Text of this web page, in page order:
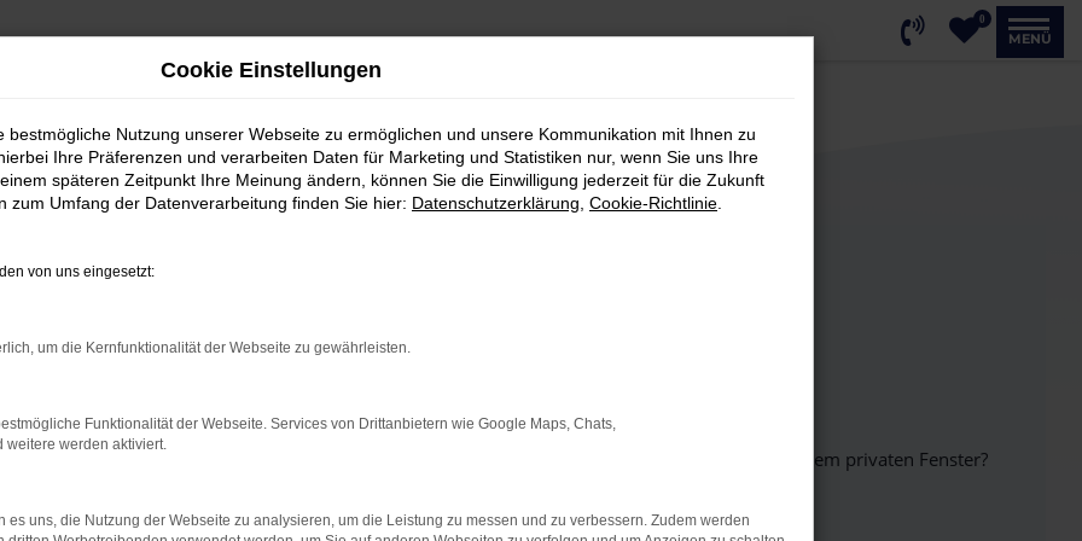
0
MENÜ
bestimmter Seiten verhindern. Funktioniert die Seite in einem anderen Browser oder in einem privaten Fenster?
beheben.
Cookie Einstellungen
bestmögliche Nutzung unserer Webseite zu ermöglichen und unsere Kommunikation mit Ihnen zu
Ihre Präferenzen und verarbeiten Daten für Marketing und Statistiken nur, wenn Sie uns Ihre
späteren Zeitpunkt Ihre Meinung ändern, können Sie die Einwilligung jederzeit für die Zukunft
zum Umfang der Datenverarbeitung finden Sie hier: Datenschutzerklärung Cookie-Richtlinie
von uns eingesetzt:
um die Kernfunktionalität der Webseite zu gewährleisten.
Funktionalität der Webseite. Services von Drittanbietern wie Google Maps, Chats,
weitere werden aktiviert.
es uns, die Nutzung der Webseite zu analysieren, um die Leistung zu messen und zu verbessern. Zudem werden